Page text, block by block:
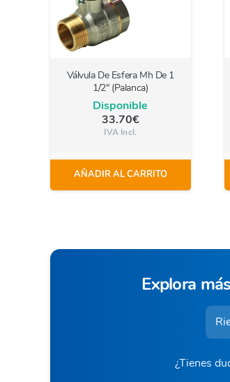
Válvula De Esfera Mh De 1
1/2″ (Palanca)
Disponible
33.70€
IVA Incl.
AÑADIR AL CARRITO
Explora
¿Tienes